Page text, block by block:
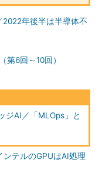
年後半は半導体不
第6回～10回）
ジAI／「MLOps」と
テルのGPUはAI処理